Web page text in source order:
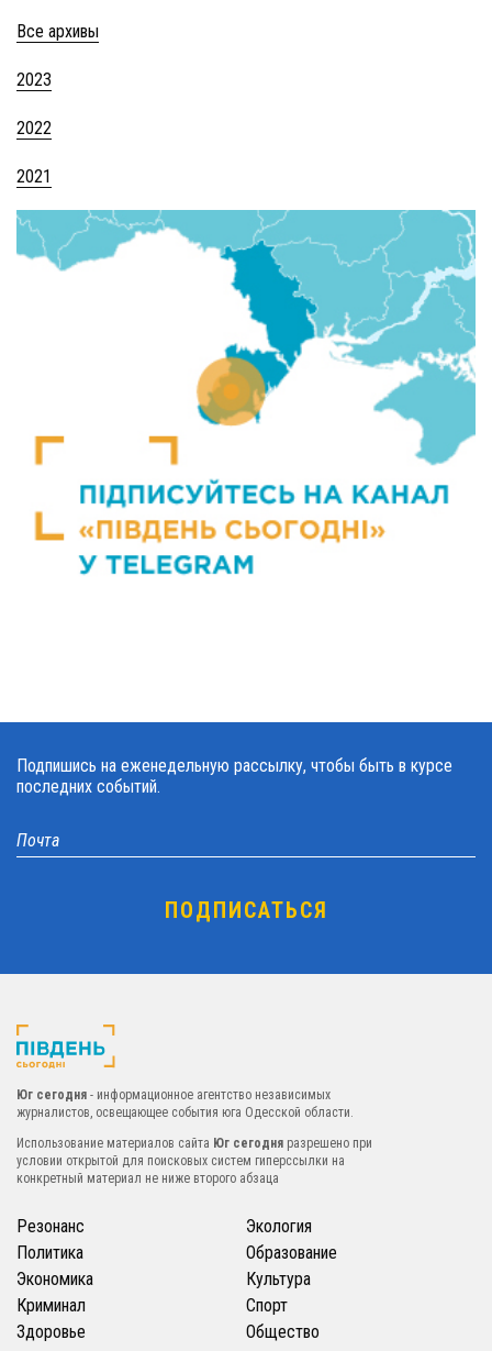
Все архивы
2023
2022
2021
Подпишись на еженедельную рассылку, чтобы быть в курсе
последних событий.
Юг сегодня - информационное агентство независимых
журналистов, освещающее события юга Одесской области.
Использование материалов сайта Юг сегодня разрешено при
условии открытой для поисковых систем гиперссылки на
конкретный материал не ниже второго абзаца
Резонанс
Политика
Экономика
Криминал
Здоровье
Экология
Образование
Культура
Спорт
Общество